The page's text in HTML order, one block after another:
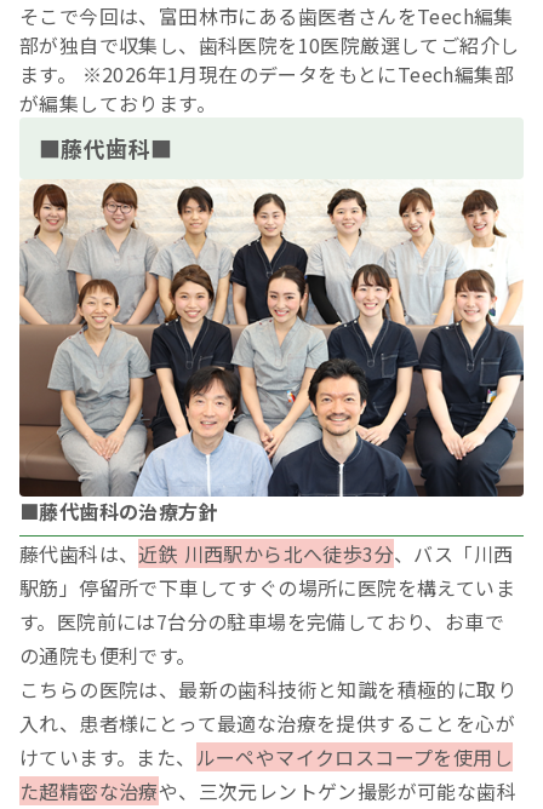
そこで今回は、富田林市にある歯医者さんをTeech編集
部が独自で収集し、歯科医院を10医院厳選してご紹介し
ます。 ※2026年1月現在のデータをもとにTeech編集部
が編集しております。
■藤代歯科■
■藤代歯科の治療方針
藤代歯科は、近鉄 川西駅から北へ徒歩3分、バス「川西
駅筋」停留所で下車してすぐの場所に医院を構えていま
す。医院前には7台分の駐車場を完備しており、お車で
の通院も便利です。
こちらの医院は、最新の歯科技術と知識を積極的に取り
入れ、患者様にとって最適な治療を提供することを心が
けています。また、 ルーペやマイクロスコープを使用し
た超精密な治療や、三次元レントゲン撮影が可能な歯科